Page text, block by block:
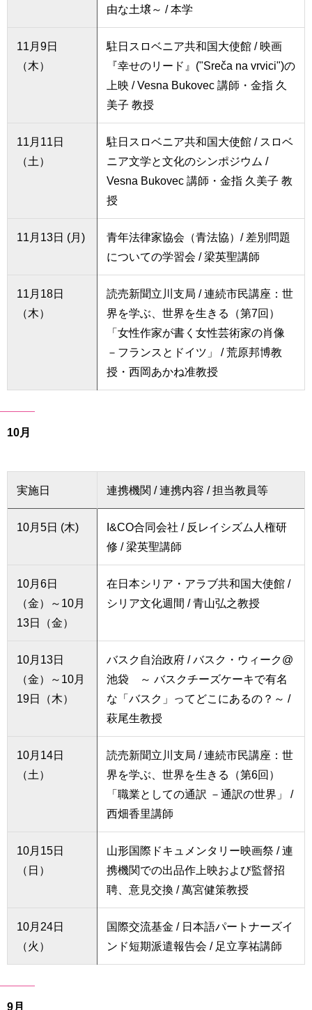
由な土壌～ / 本学
11月9日
（木）
駐日スロベニア共和国大使館 / 映画
『幸せのリード』("Sreča na vrvici")の
上映 / Vesna Bukovec 講師・金指 久
美子 教授
11月11日
（土）
駐日スロベニア共和国大使館 / スロベ
ニア文学と文化のシンポジウム /
Vesna Bukovec 講師・金指 久美子 教
授
11月13日 (月)
青年法律家協会（青法協）/ 差別問題
についての学習会 / 梁英聖講師
11月18日
（木）
読売新聞立川支局 / 連続市民講座：世
界を学ぶ、世界を生きる（第7回）
「女性作家が書く女性芸術家の肖像
－フランスとドイツ」 / 荒原邦博教
授・西岡あかね准教授
10月
実施日 連携機関 / 連携内容 / 担当教員等
10月5日 (木)
I&CO合同会社 / 反レイシズム人権研
修 / 梁英聖講師
10月6日
（金）～10月
13日（金）
在日本シリア・アラブ共和国大使館 /
シリア文化週間 / 青山弘之教授
10月13日
（金）～10月
19日（木）
バスク自治政府 / バスク・ウィーク@
池袋 ～ バスクチーズケーキで有名
な「バスク」ってどこにあるの？～ /
萩尾生教授
10月14日
（土）
読売新聞立川支局 / 連続市民講座：世
界を学ぶ、世界を生きる（第6回）
「職業としての通訳 －通訳の世界」 /
西畑香里講師
10月15日
（日）
山形国際ドキュメンタリー映画祭 / 連
携機関での出品作上映および監督招
聘、意見交換 / 萬宮健策教授
10月24日
（火）
国際交流基金 / 日本語パートナーズイ
ンド短期派遣報告会 / 足立享祐講師
9月